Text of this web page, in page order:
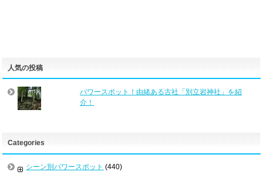
人気の投稿
パワースポット！由緒ある古社「別立岩神社」を紹
介！
Categories
シーン別パワースポット (440)